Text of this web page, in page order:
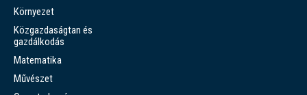
Környezet
Közgazdaságtan és
gazdálkodás
Matematika
Művészet